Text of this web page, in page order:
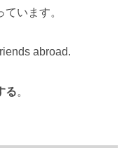
います。
abroad.
る。